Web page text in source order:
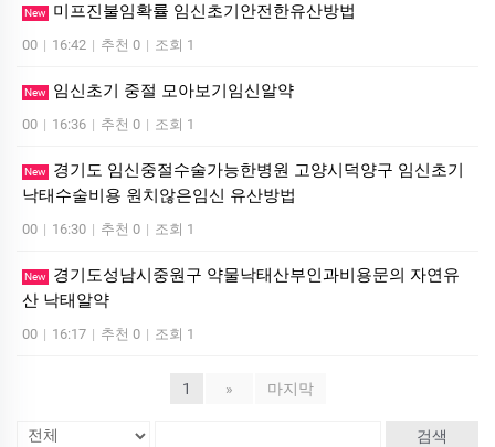
New 미프진불임확률 임신초기안전한유산방법
00 | 16:42 | 추천 0 | 조회 1
New 임신초기 중절 모아보기임신알약
00 | 16:36 | 추천 0 | 조회 1
New
경기도 임신중절수술가능한병원 고양시덕양구 임신초기
낙태수술비용 원치않은임신 유산방법
00 | 16:30 | 추천 0 | 조회 1
New
경기도성남시중원구 약물낙태산부인과비용문의 자연유
산 낙­태알약
00 | 16:17 | 추천 0 | 조회 1
1 » 마지막
검색